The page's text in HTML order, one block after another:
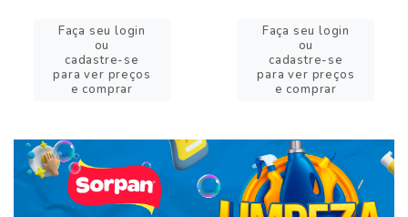
Faça seu login
ou
cadastre-se
para ver preços
e comprar
Faça seu login
ou
cadastre-se
para ver preços
e comprar